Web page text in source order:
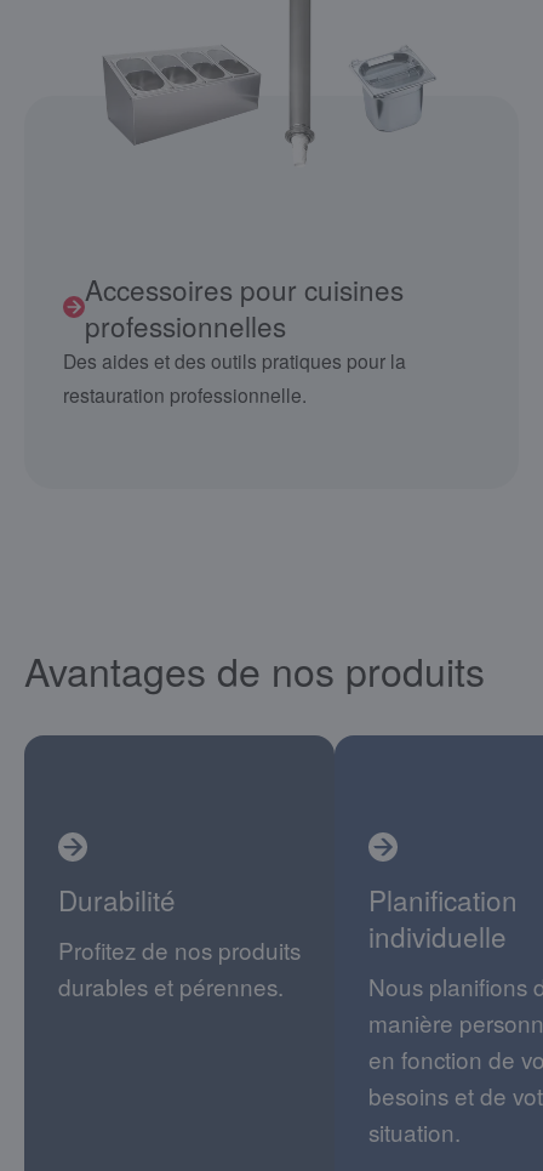
Accessoires pour cuisines
professionnelles
Des aides et des outils pratiques pour la
restauration professionnelle.
Avantages de nos produits
Durabilité
Profitez de nos produits
durables et pérennes.
Planification
individuelle
Nous planifions
manière
en fonction de
besoins et de
situation.